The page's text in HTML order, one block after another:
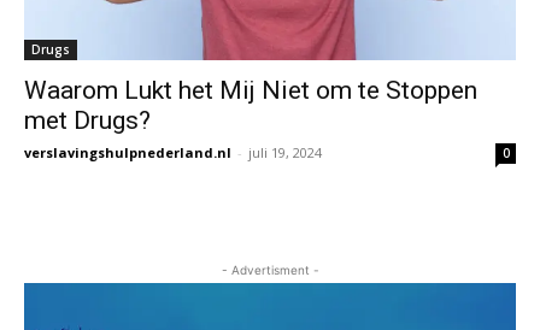
Drugs
Waarom Lukt het Mij Niet om te Stoppen
met Drugs?
verslavingshulpnederland.nl - juli 19, 2024 0
- Advertisment -